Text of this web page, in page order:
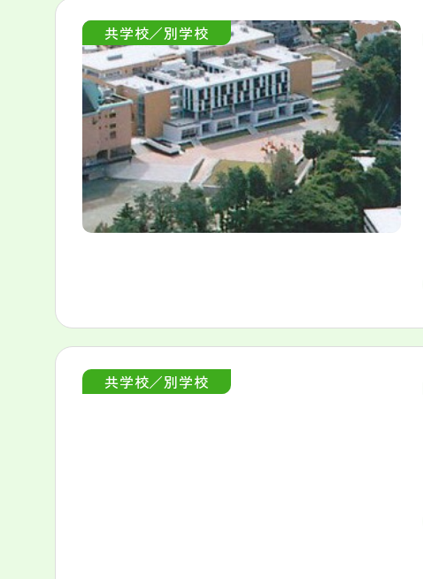
共学校／別学校
共学校／別学校